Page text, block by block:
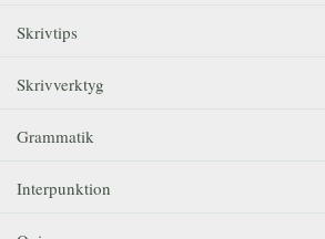
Skrivtips
Skrivverktyg
Grammatik
Interpunktion